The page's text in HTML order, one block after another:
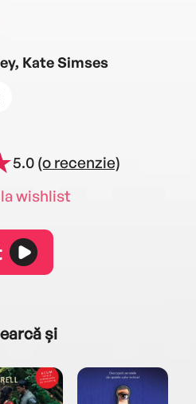
Kate Simses
5.0 (o recenzie)
wishlist
și